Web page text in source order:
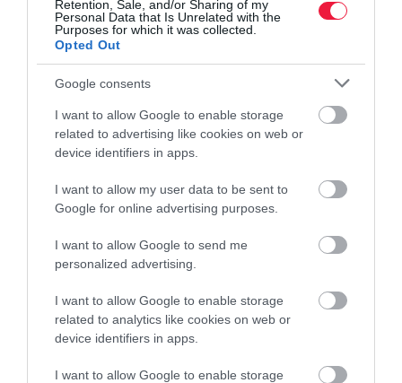
Retention, Sale, and/or Sharing of my
Personal Data that Is Unrelated with the
Purposes for which it was collected.
Opted Out
Google consents
I want to allow Google to enable storage
related to advertising like cookies on web or
device identifiers in apps.
I want to allow my user data to be sent to
Google for online advertising purposes.
I want to allow Google to send me
personalized advertising.
I want to allow Google to enable storage
related to analytics like cookies on web or
device identifiers in apps.
I want to allow Google to enable storage